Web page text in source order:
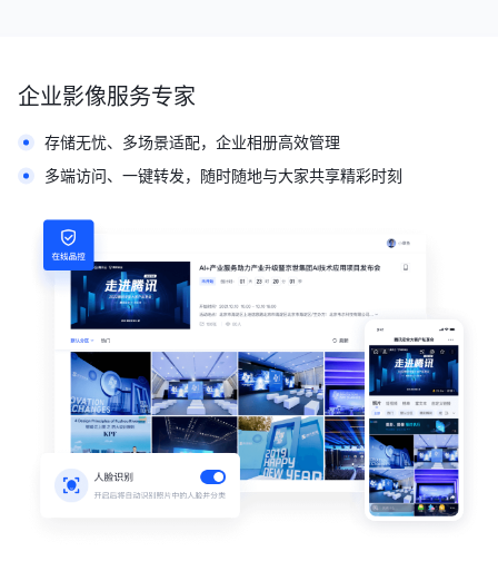
企业影像服务专家
存储无忧、多场景适配，企业相册高效管理
多端访问、一键转发，随时随地与大家共享精彩时刻